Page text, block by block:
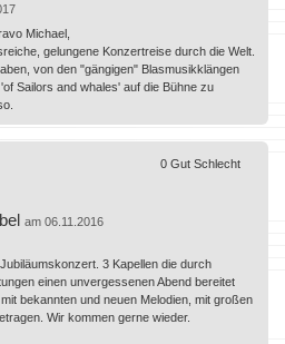
Michael,
gelungene Konzertreise durch die Welt.
von den "gängigen" Blasmusikklängen
Sailors and whales' auf die Bühne zu
am 06.11.2016
3 Kapellen die durch
einen unvergessenen Abend bereitet
bekannten und neuen Melodien, mit großen
Wir kommen gerne wieder.
0 Gut Schlecht